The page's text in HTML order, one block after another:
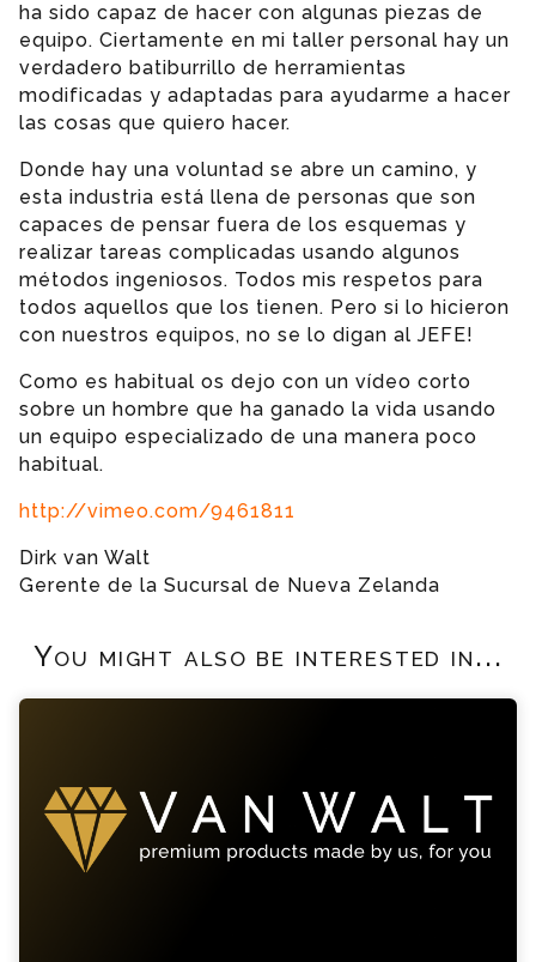
ha sido capaz de hacer con algunas piezas de
equipo. Ciertamente en mi taller personal hay un
verdadero batiburrillo de herramientas
modificadas y adaptadas para ayudarme a hacer
las cosas que quiero hacer.
Donde hay una voluntad se abre un camino, y
esta industria está llena de personas que son
capaces de pensar fuera de los esquemas y
realizar tareas complicadas usando algunos
métodos ingeniosos. Todos mis respetos para
todos aquellos que los tienen. Pero si lo hicieron
con nuestros equipos, no se lo digan al JEFE!
Como es habitual os dejo con un vídeo corto
sobre un hombre que ha ganado la vida usando
un equipo especializado de una manera poco
habitual.
http://vimeo.com/9461811
Dirk van Walt
Gerente de la Sucursal de Nueva Zelanda
You might also be interested in...